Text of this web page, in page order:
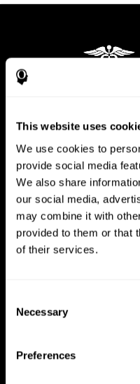
This website uses
We use cookies to
provide social media
We also share
our social media,
may combine it with
provided to them or that
of their services.
Selection
Necessary
Preferences